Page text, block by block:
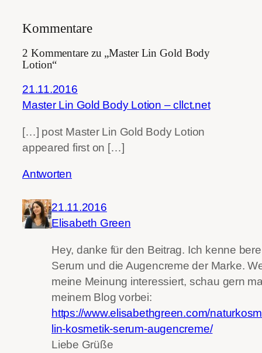
Kommentare
2 Kommentare zu „Master Lin Gold Body
Lotion“
21.11.2016
Master Lin Gold Body Lotion – cllct.net
[…] post Master Lin Gold Body Lotion
appeared first on […]
Antworten
21.11.2016
Elisabeth Green
Hey, danke für den Beitrag. Ich kenne
Serum und die Augencreme der Marke.
meine Meinung interessiert, schau gern
meinem Blog vorbei:
https://www.elisabethgreen.com/
lin-kosmetik-serum-augencreme/
Liebe Grüße